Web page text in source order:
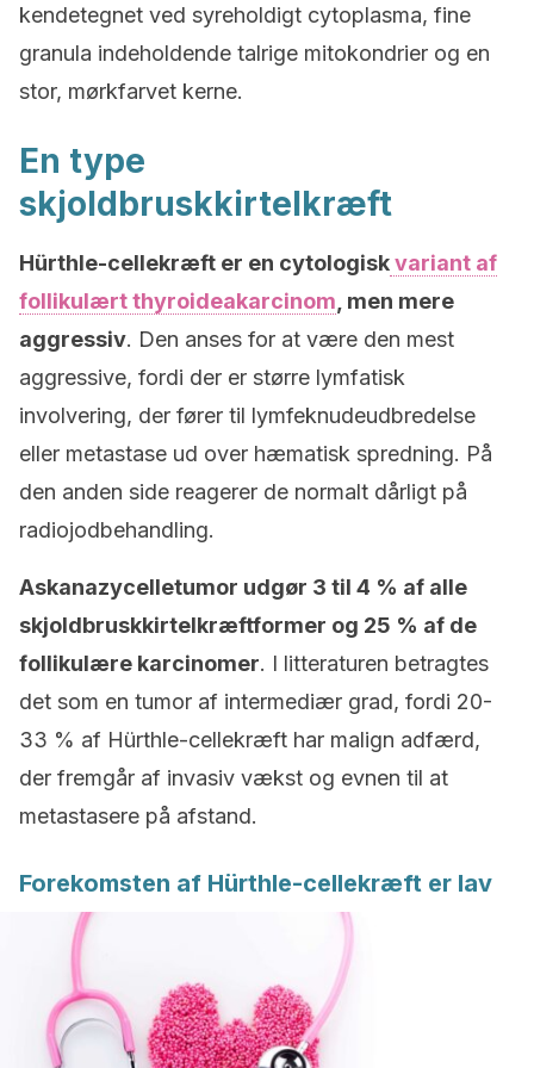
kendetegnet ved syreholdigt cytoplasma, fine
granula indeholdende talrige mitokondrier og en
stor, mørkfarvet kerne.
En type
skjoldbruskkirtelkræft
Hürthle-cellekræft er en cytologiskvariant af
follikulært thyroideakarcinom , men mere
aggressiv. Den anses for at være den mest
aggressive, fordi der er større lymfatisk
involvering, der fører til lymfeknudeudbredelse
eller metastase ud over hæmatisk spredning. På
den anden side reagerer de normalt dårligt på
radiojodbehandling.
Askanazycelletumor udgør 3 til 4 % af alle
skjoldbruskkirtelkræftformer og 25 % af de
follikulære karcinomer. I litteraturen betragtes
det som en tumor af intermediær grad, fordi 20-
33 % af Hürthle-cellekræft har malign adfærd,
der fremgår af invasiv vækst og evnen til at
metastasere på afstand.
Forekomsten af Hürthle-cellekræft er lav